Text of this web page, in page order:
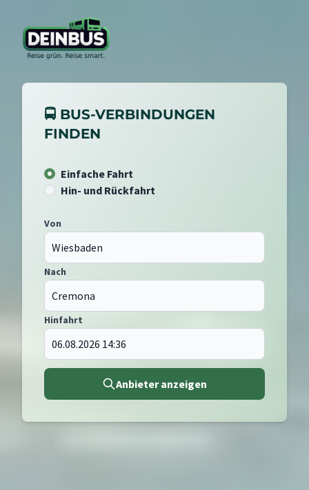
🚍 BUS-VERBINDUNGEN
FINDEN
Einfache Fahrt
Hin- und Rückfahrt
Von
Nach
Hinfahrt
Anbieter anzeigen